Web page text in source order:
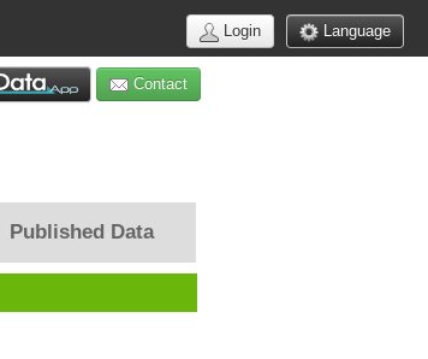
Language
Login
Contact
Published Data